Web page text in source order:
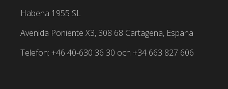
Habena 1955 SL
Avenida Poniente X3, 308 68 Cartagena, Espana
Telefon: +46 40-630 36 30 och +34 663 827 606